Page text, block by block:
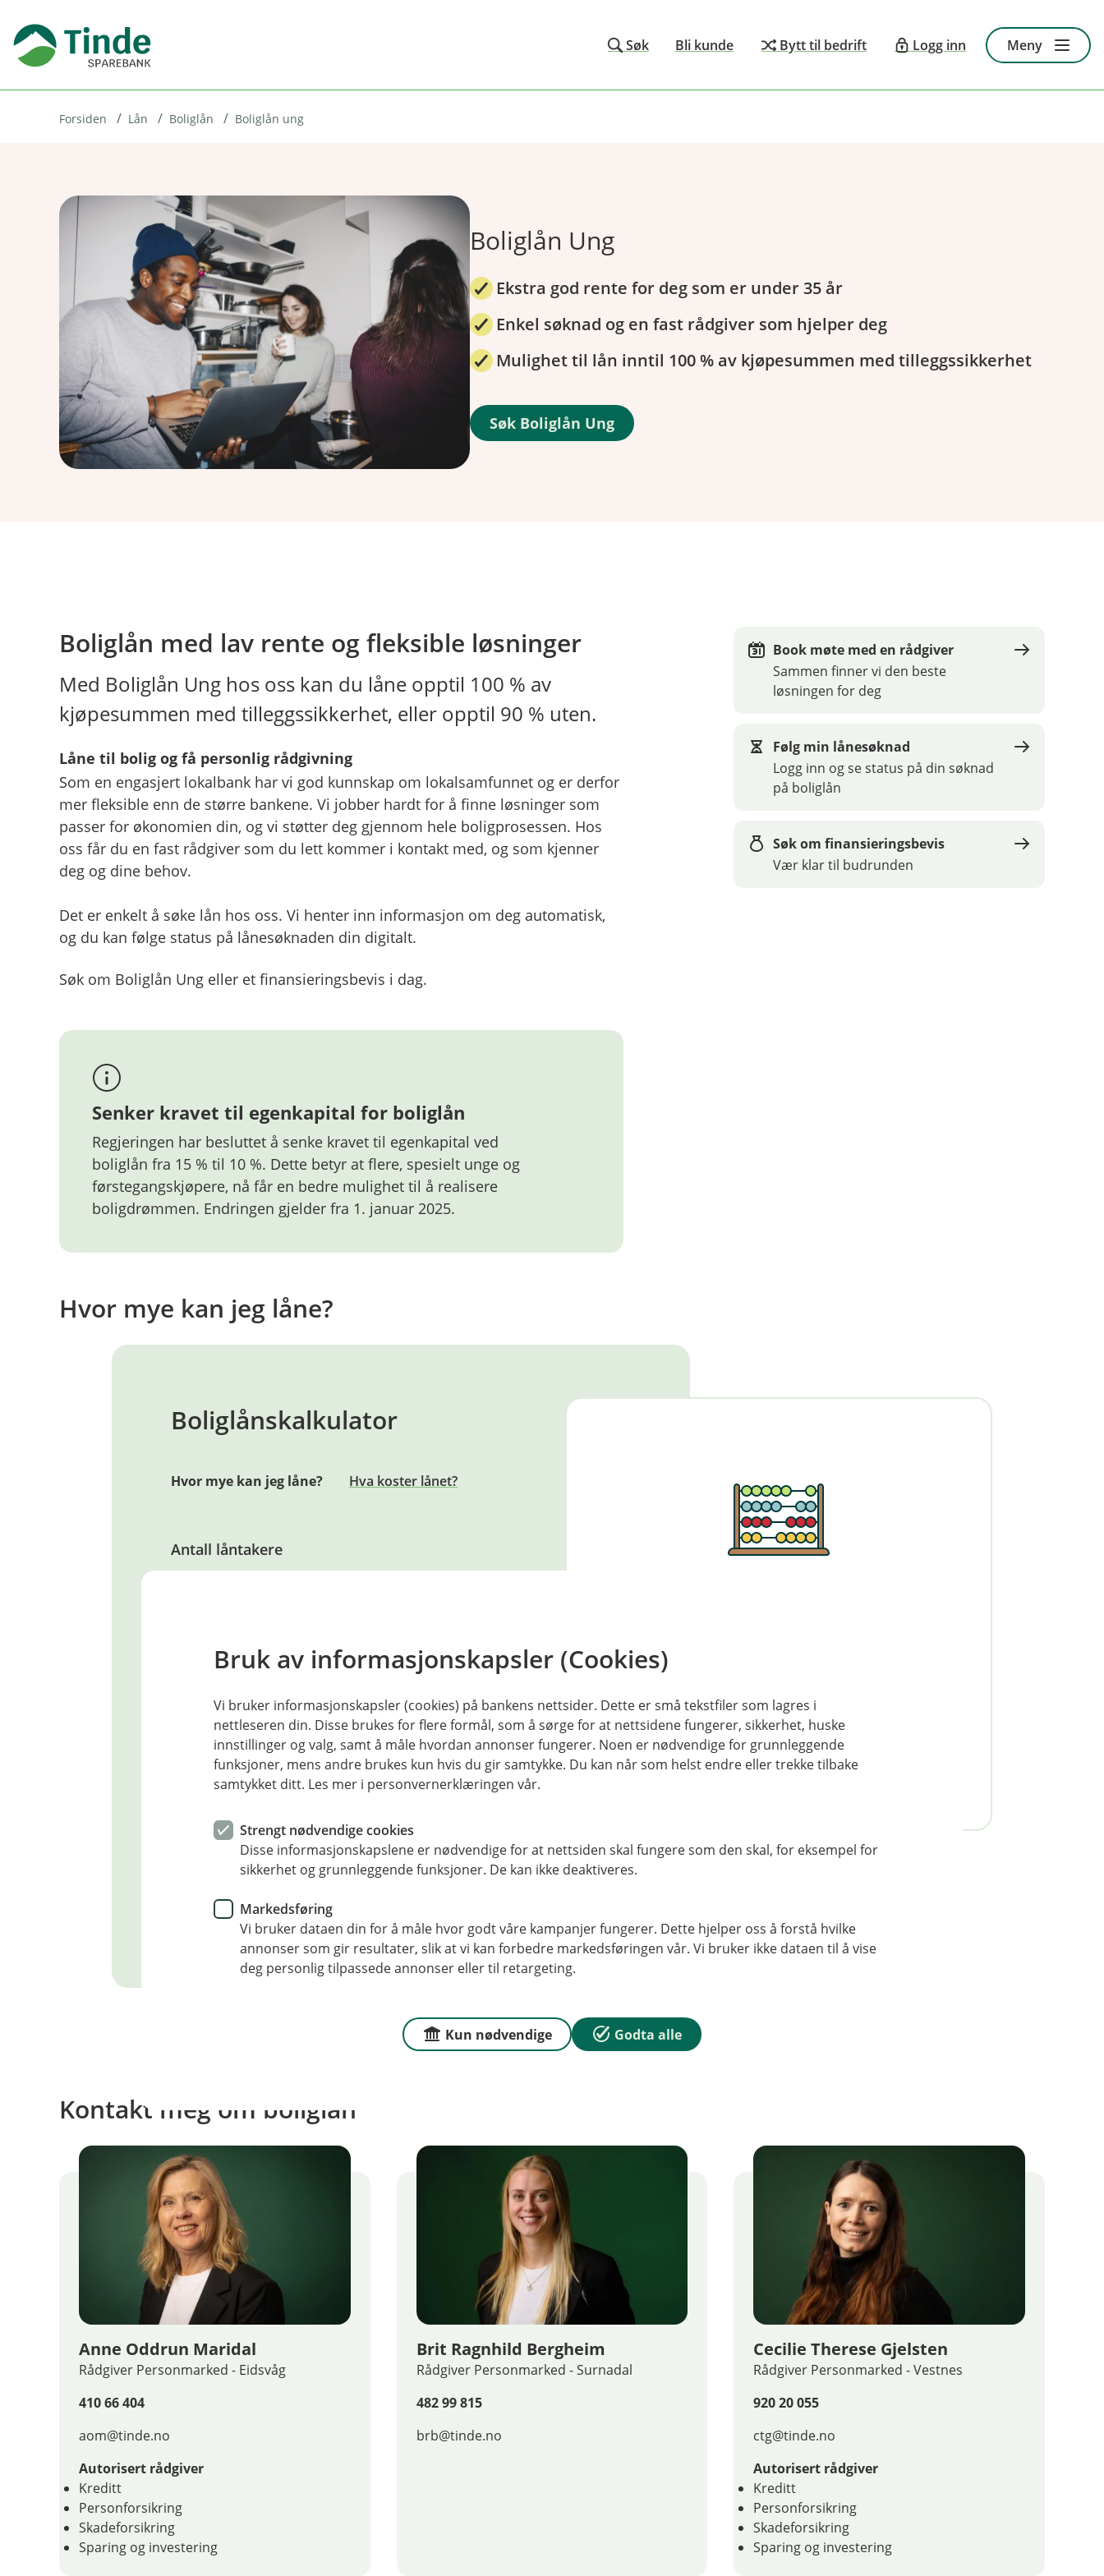
Søk Bli kunde Bytt til bedrift Logg inn Meny
Forsiden Lån Boliglån Boliglån ung
Boliglån Ung
Ekstra god rente for deg som er under 35 år
Enkel søknad og en fast rådgiver som hjelper deg
Mulighet til lån inntil 100 % av kjøpesummen med tilleggssikkerhet
Søk Boliglån Ung
Boliglån med lav rente og fleksible løsninger
Med Boliglån Ung hos oss kan du låne opptil 100 % av
kjøpesummen med tilleggssikkerhet, eller opptil 90 % uten.
Låne til bolig og få personlig rådgivning
Som en engasjert lokalbank har vi god kunnskap om lokalsamfunnet og er derfor
mer fleksible enn de større bankene. Vi jobber hardt for å finne løsninger som
passer for økonomien din, og vi støtter deg gjennom hele boligprosessen. Hos
oss får du en fast rådgiver som du lett kommer i kontakt med, og som kjenner
deg og dine behov.
Det er enkelt å søke lån hos oss. Vi henter inn informasjon om deg automatisk,
og du kan følge status på lånesøknaden din digitalt.
Søk om Boliglån Ung eller et finansieringsbevis i dag.
Senker kravet til egenkapital for boliglån
Regjeringen har besluttet å senke kravet til egenkapital ved
boliglån fra 15 % til 10 %. Dette betyr at flere, spesielt unge og
førstegangskjøpere, nå får en bedre mulighet til å realisere
boligdrømmen. Endringen gjelder fra 1. januar 2025.
Book møte med en rådgiver
Sammen finner vi den beste
løsningen for deg
Følg min lånesøknad
Logg inn og se status på din søknad
på boliglån
Søk om finansieringsbevis
Vær klar til budrunden
Hvor mye kan jeg låne?
Boliglånskalkulator
Hvor mye kan jeg låne? Hva koster lånet?
Antall låntakere
Ingen 1 2 3 4 5+
Ingen 1 2+
Samlet årsinntekt før skatt
Samlet gjeld
Du trenger ikke føre opp gjeld som innfris ved utbetaling av nytt boliglån.
Hva koster lånet?
Kontakt meg om boliglån
Anne Oddrun Maridal
Rådgiver Personmarked - Eidsvåg
410 66 404
aom@tinde.no
Autorisert rådgiver
Kreditt
Personforsikring
Skadeforsikring
Sparing og investering
Brit Ragnhild Bergheim
Rådgiver Personmarked - Surnadal
482 99 815
brb@tinde.no
Cecilie Therese Gjelsten
Rådgiver Personmarked - Vestnes
920 20 055
ctg@tinde.no
Autorisert rådgiver
Kreditt
Personforsikring
Skadeforsikring
Sparing og investering
Bruk av informasjonskapsler (Cookies)
Vi bruker informasjonskapsler (cookies) på bankens nettsider. Dette er små tekstfiler som lagres i
nettleseren din. Disse brukes for flere formål, som å sørge for at nettsidene fungerer, sikkerhet, huske
innstillinger og valg, samt å måle hvordan annonser fungerer. Noen er nødvendige for grunnleggende
funksjoner, mens andre brukes kun hvis du gir samtykke. Du kan når som helst endre eller trekke tilbake
samtykket ditt. Les mer i personvernerklæringen vår.
Strengt nødvendige cookies
Disse informasjonskapslene er nødvendige for at nettsiden skal fungere som den skal, for eksempel for
sikkerhet og grunnleggende funksjoner. De kan ikke deaktiveres.
Markedsføring
Vi bruker dataen din for å måle hvor godt våre kampanjer fungerer. Dette hjelper oss å forstå hvilke
annonser som gir resultater, slik at vi kan forbedre markedsføringen vår. Vi bruker ikke dataen til å vise
deg personlig tilpassede annonser eller til retargeting.
Kun nødvendige Godta alle